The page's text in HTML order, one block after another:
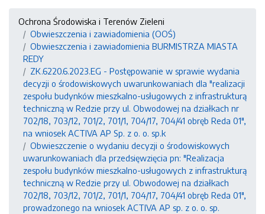
Ochrona Środowiska i Terenów Zieleni
Obwieszczenia i zawiadomienia (OOŚ)
Obwieszczenia i zawiadomienia BURMISTRZA MIASTA
REDY
ZK.6220.6.2023.EG - Postępowanie w sprawie wydania
decyzji o środowiskowych uwarunkowaniach dla "realizacji
zespołu budynków mieszkalno-usługowych z infrastrukturą
techniczną w Redzie przy ul. Obwodowej na działkach nr
702/18, 703/12, 701/2, 701/1, 704/17, 704/41 obręb Reda 01",
na wniosek ACTIVA AP Sp. z o. o. sp.k
Obwieszczenie o wydaniu decyzji o środowiskowych
uwarunkowaniach dla przedsięwzięcia pn: "Realizacja
zespołu budynków mieszkalno-usługowych z infrastrukturą
techniczną w Redzie przy ul. Obwodowej na działkach
702/18, 703/12, 701/2, 701/1, 704/17, 704/41 obręb Reda 01",
prowadzonego na wniosek ACTIVA AP sp. z o. o. sp.